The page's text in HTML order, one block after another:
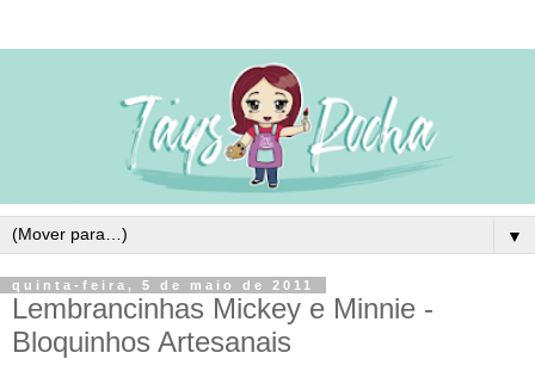
▼
quinta-feira, 5 de maio de 2011
Lembrancinhas Mickey e Minnie -
Bloquinhos Artesanais